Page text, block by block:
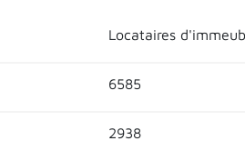
Locataires
6585
2938